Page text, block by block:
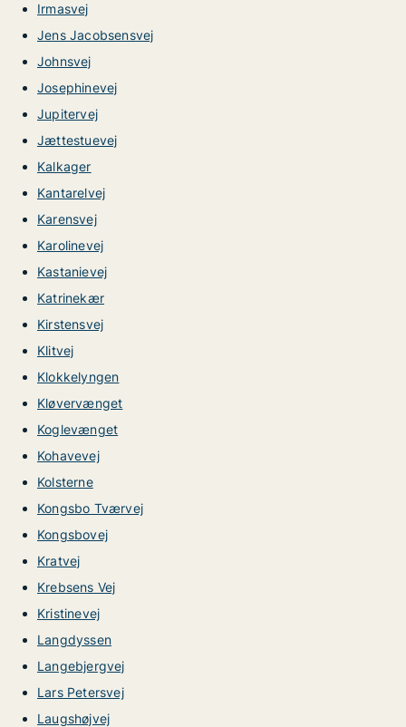
Irmasvej
Jens Jacobsensvej
Johnsvej
Josephinevej
Jupitervej
Jættestuevej
Kalkager
Kantarelvej
Karensvej
Karolinevej
Kastanievej
Katrinekær
Kirstensvej
Klitvej
Klokkelyngen
Kløvervænget
Koglevænget
Kohavevej
Kolsterne
Kongsbo Tværvej
Kongsbovej
Kratvej
Krebsens Vej
Kristinevej
Langdyssen
Langebjergvej
Lars Petersvej
Laugshøjvej